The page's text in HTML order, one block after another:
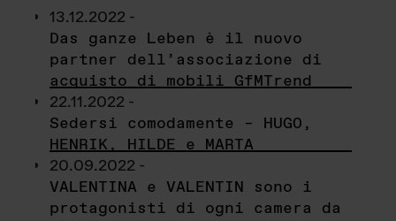
13.12.2022 -
Das ganze Leben è il nuovo
partner dell’associazione di
acquisto di mobili GfMTrend
22.11.2022 -
Sedersi comodamente – HUGO,
HENRIK, HILDE e MARTA
20.09.2022 -
VALENTINA e VALENTIN sono i
protagonisti di ogni camera da